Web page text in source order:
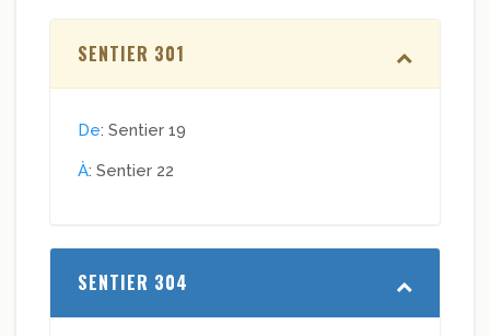
SENTIER 301
De: Sentier 19
À: Sentier 22
SENTIER 304